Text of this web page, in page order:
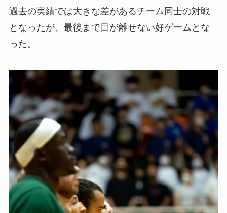
過去の実績では大きな差があるチーム同士の対戦
となったが、最後まで目が離せない好ゲームとな
った。